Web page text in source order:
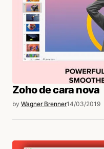
Zoho de cara nova
by Wagner Brenner14/03/2019